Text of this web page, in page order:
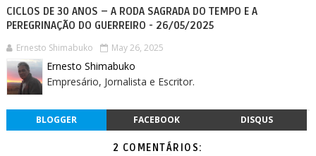
CICLOS DE 30 ANOS – A RODA SAGRADA DO TEMPO E A
PEREGRINAÇÃO DO GUERREIRO - 26/05/2025
Ernesto Shimabuko May 26, 2025
Ernesto Shimabuko
Empresário, Jornalista e Escritor.
BLOGGER FACEBOOK DISQUS
2 COMENTÁRIOS: